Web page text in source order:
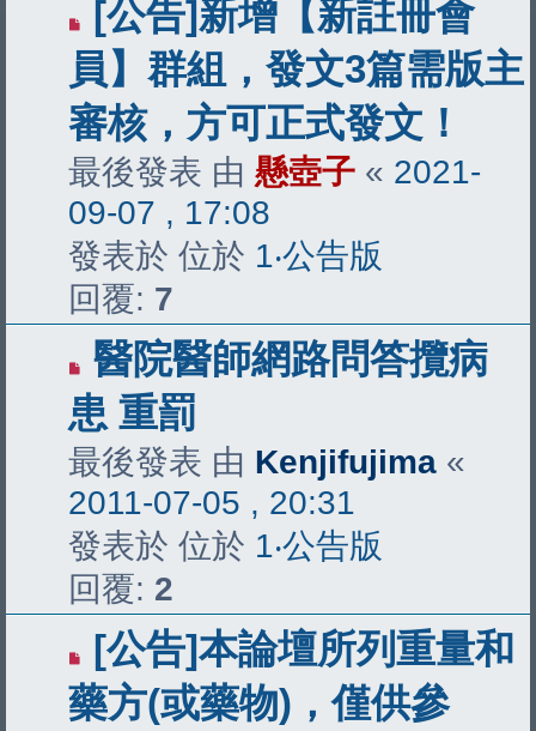
[公告]新增【新註冊會
員】群組，發文3篇需版主
審核，方可正式發文！
最後發表 由 懸壺子 « 2021-
09-07 , 17:08
發表於 位於 1‧公告版
回覆: 7
醫院醫師網路問答攬病
患 重罰
最後發表 由 Kenjifujima «
2011-07-05 , 20:31
發表於 位於 1‧公告版
回覆: 2
[公告]本論壇所列重量和
藥方(或藥物)，僅供參